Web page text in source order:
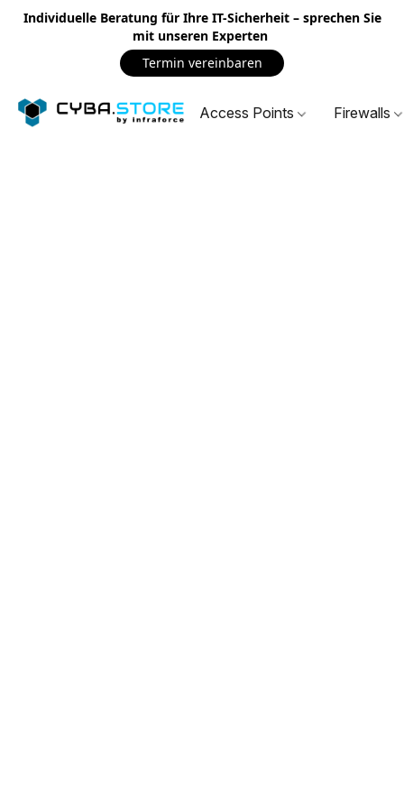
Individuelle Beratung für Ihre IT-Sicherheit – sprechen Sie
mit unseren Experten
Termin vereinbaren
Access Points Firewalls